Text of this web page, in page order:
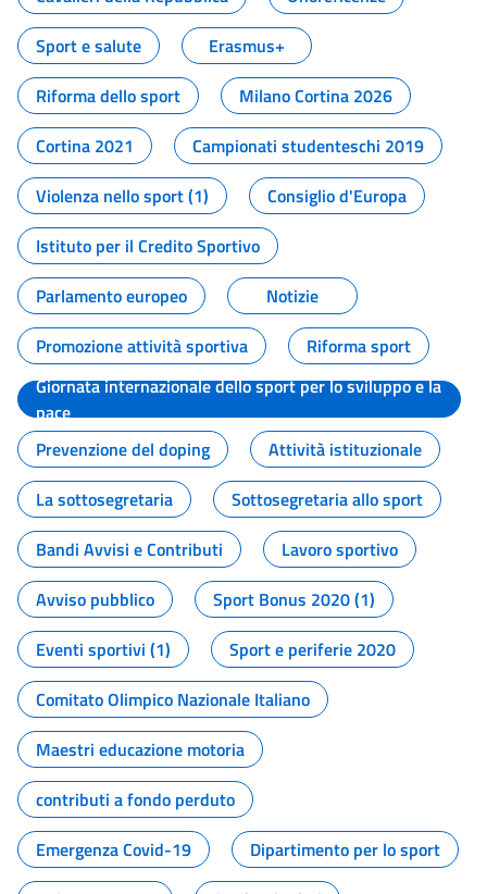
Sport e salute
Erasmus+
Riforma dello sport
Milano Cortina 2026
Cortina 2021
Campionati studenteschi 2019
Violenza nello sport (1)
Consiglio d'Europa
Istituto per il Credito Sportivo
Parlamento europeo
Notizie
Promozione attività sportiva
Riforma sport
Giornata internazionale dello sport per lo sviluppo e la
pace
Prevenzione del doping
Attività istituzionale
La sottosegretaria
Sottosegretaria allo sport
Bandi Avvisi e Contributi
Lavoro sportivo
Avviso pubblico
Sport Bonus 2020 (1)
Eventi sportivi (1)
Sport e periferie 2020
Comitato Olimpico Nazionale Italiano
Maestri educazione motoria
contributi a fondo perduto
Emergenza Covid-19
Dipartimento per lo sport